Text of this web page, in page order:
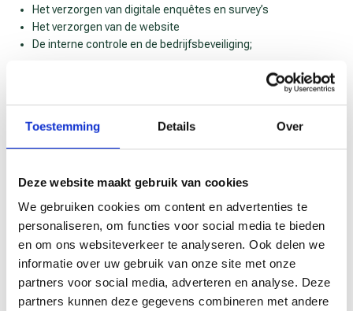
Toestemming Details Over
Deze website maakt gebruik van cookies
We gebruiken cookies om content en advertenties te
personaliseren, om functies voor social media te bieden
en om ons websiteverkeer te analyseren. Ook delen we
informatie over uw gebruik van onze site met onze
partners voor social media, adverteren en analyse. Deze
partners kunnen deze gegevens combineren met andere
Het verzorgen van digitale enquêtes en survey’s
Het verzorgen van de website
De interne controle en de bedrijfsbeveiliging;
afgesloten. Met deze partijen (verwerkers) maken wij hierin
uiteraard de nodige afspraken om de beveiliging van jouw
verstrekte gegevens niet aan andere partijen verstrekken, tenzij
dit wettelijk verplicht en toegestaan is. Een voorbeeld hiervan is
dat de politie in het kader van een onderzoek
(persoons)gegevens bij ons opvraagt. In een dergelijk geval
dienen wij medewerking te verlenen en zijn dan ook verplicht
deze gegevens af te geven. Tevens kunnen wij
persoonsgegevens delen met derden indien je ons hier
schriftelijk toestemming voor geeft.